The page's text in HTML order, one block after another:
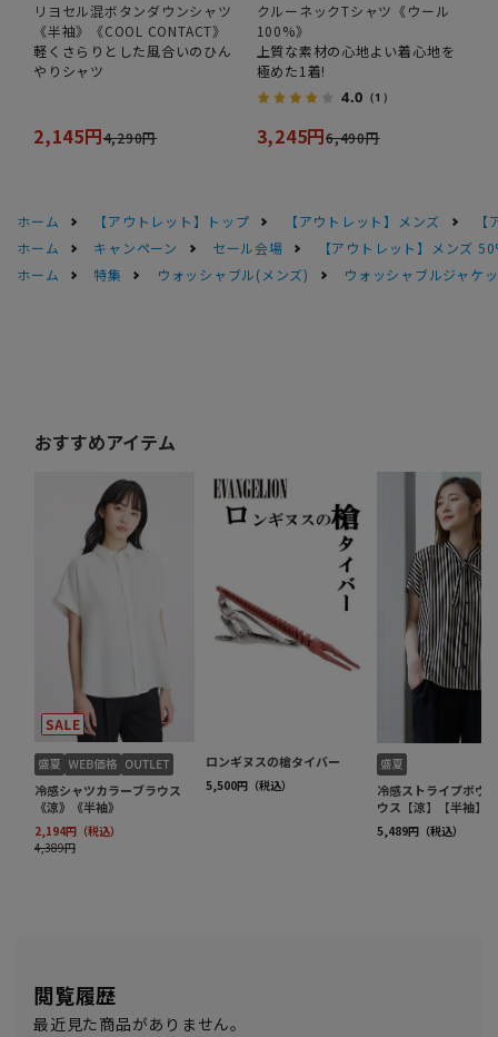
リヨセル混ボタンダウンシャツ
《半袖》《COOL CONTACT》
軽くさらりとした風合いのひん
やりシャツ
2,145円4,290円
クルーネックTシャツ《ウール
100%》
上質な素材の心地よい着心地を
極めた1着!
4.0 （1）
3,245円6,490円
ホーム 【アウトレット】トップ 【アウトレット】メンズ
ホーム
キャンペーン セール会場
【アウトレット】メンズ
ホーム
特集 ウォッシャブル(メンズ) ウォッシャブルジャケ
閲覧履歴
最近見た商品がありません。